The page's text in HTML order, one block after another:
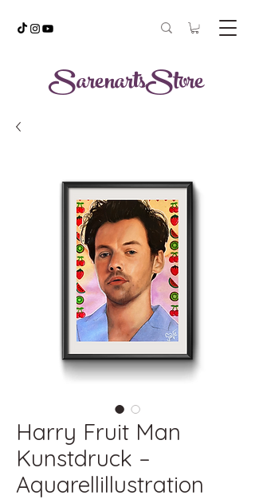
SarenartsStore
Harry Fruit Man
Kunstdruck –
Aquarellillustration